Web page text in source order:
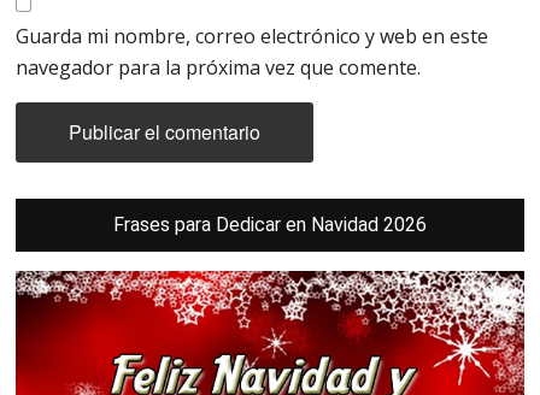
Guarda mi nombre, correo electrónico y web en este
navegador para la próxima vez que comente.
principal
Frases para Dedicar en Navidad 2026